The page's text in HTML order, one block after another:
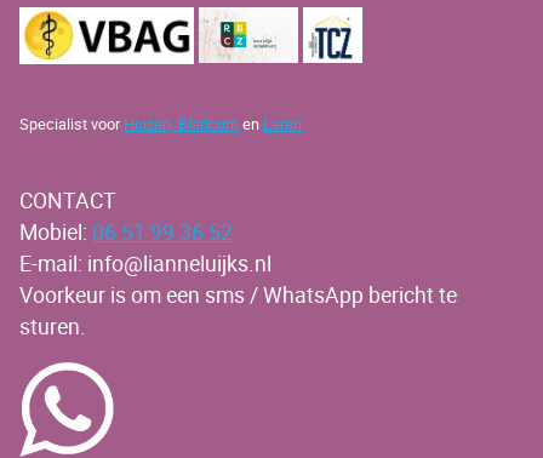
Specialist voor Huizen, Blaricumen Laren
CONTACT
Mobiel: 06 51 99 36 52
E-mail: info@lianneluijks.nl
Voorkeur is om een sms / WhatsApp bericht te
sturen.